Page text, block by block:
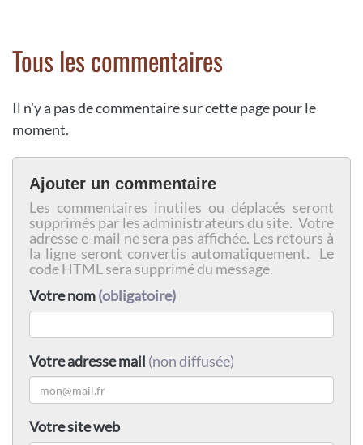
Tous les commentaires
Il n'y a pas de commentaire sur cette page pour le
moment.
Ajouter un commentaire
Les commentaires inutiles ou déplacés seront
supprimés par les administrateurs du site. Votre
adresse e-mail ne sera pas affichée. Les retours à
la ligne seront convertis automatiquement. Le
code HTML sera supprimé du message.
Votre nom(obligatoire)
Votre adresse mail (non diffusée)
Votre site web